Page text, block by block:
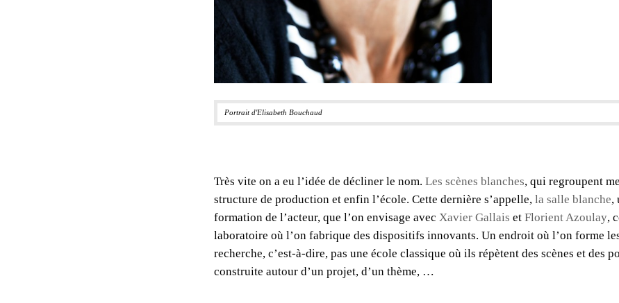
Portrait d'Elisabeth Bouchaud
Très vite on a eu l’idée de décliner le nom. Les scènes blanches, qui regroupent
structure de production et enfin l’école. Cette dernière s’appelle, la salle blanche,
formation de l’acteur, que l’on envisage avec Xavier Gallais et Florient Azoulay,
laboratoire où l’on fabrique des dispositifs innovants. Un endroit où l’on forme
recherche, c’est-à-dire, pas une école classique où ils répètent des scènes et des
construite autour d’un projet, d’un thème, …